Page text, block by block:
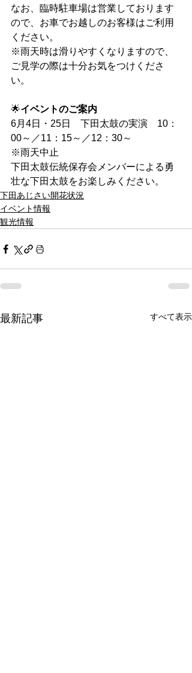
なお、臨時駐車場は営業しております
ので、お車でお越しのお客様はご利用
ください。
※雨天時は滑りやすくなりますので、
ご見学の際は十分お気をつけくださ
い。
🌟イベントのご案内
6月4日・25日　下田太鼓の実演　10：
00～／11：15～／12：30～
※雨天中止
下田太鼓伝統保存会メンバーによる勇
壮な下田太鼓をお楽しみください。
下田あじさい開花状況
イベント情報
観光情報
最新記事 すべて表示